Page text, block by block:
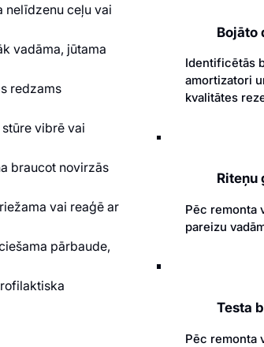
nelīdzenu ceļu vai
vadāma, jūtama
redzams
vibrē vai
braucot novirzās
vai reaģē ar
pārbaude,
Bojāto
Identificētās
amortizatori
kvalitātes
Riteņu
Pēc remonta
pareizu
Testa
Pēc remonta